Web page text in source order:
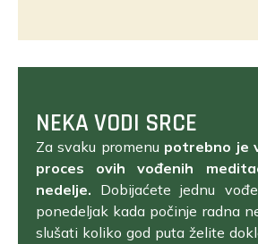
NEKA VODI SRCE
Za svaku promenu potrebno je
proces ovih vođenih
nedelje. Dobijaćete jednu
ponedeljak kada počinje radna
slušati koliko god puta želite